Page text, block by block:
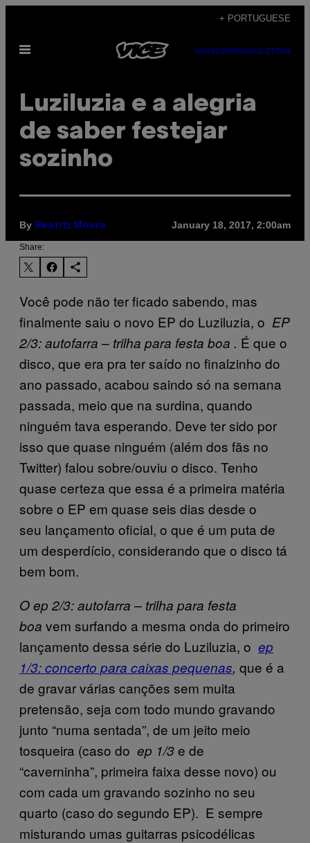
content
+ PORTUGUESE
Open
SUBSCRIBENEWSLETTER
Luziluzia e a alegria
de saber festejar
sozinho
By Beatriz Moura January 18, 2017, 2:00am
Share:
Você pode não ter ficado sabendo, mas
finalmente saiu o novo EP do Luziluzia, o EP
2/3: autofarra – trilha para festa boa . É que o
disco, que era pra ter saído no finalzinho do
ano passado, acabou saindo só na semana
passada, meio que na surdina, quando
ninguém tava esperando. Deve ter sido por
isso que quase ninguém (além dos fãs no
Twitter) falou sobre/ouviu o disco. Tenho
quase certeza que essa é a primeira matéria
sobre o EP em quase seis dias desde o
seu lançamento oficial, o que é um puta de
um desperdício, considerando que o disco tá
bem bom.
O ep 2/3: autofarra – trilha para festa
boa vem surfando a mesma onda do primeiro
lançamento dessa série do Luziluzia, o ep
1/3: concerto para caixas pequenas, que é a
de gravar várias canções sem muita
pretensão, seja com todo mundo gravando
junto “numa sentada”, de um jeito meio
tosqueira (caso do ep 1/3e de
“caverninha”, primeira faixa desse novo) ou
com cada um gravando sozinho no seu
quarto (caso do segundo EP). E sempre
misturando umas guitarras psicodélicas